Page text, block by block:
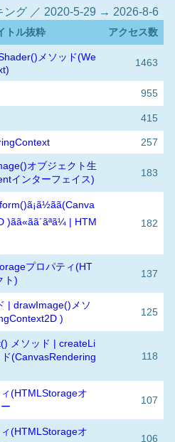
ング ／ 2020-5-29 → 2026-8-6
トル抜粋 アクセス数
メソッド(We
1463
955
415
257
オブジェクト生
インターフェイス)
183
| HTM
182
プロパティ(HT
ト)
137
| drawImage()メソ
)
125
メソッド | createLi
(CanvasRendering
118
(HTMLStorageオ
107
(HTMLStorageオ
106